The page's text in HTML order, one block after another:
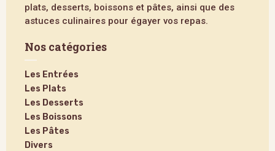
plats, desserts, boissons et pâtes, ainsi que des
astuces culinaires pour égayer vos repas.
Nos catégories
Les Entrées
Les Plats
Les Desserts
Les Boissons
Les Pâtes
Divers